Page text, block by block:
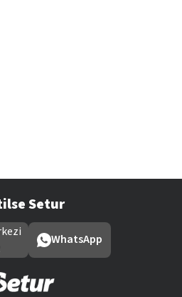
Setur
WhatsApp